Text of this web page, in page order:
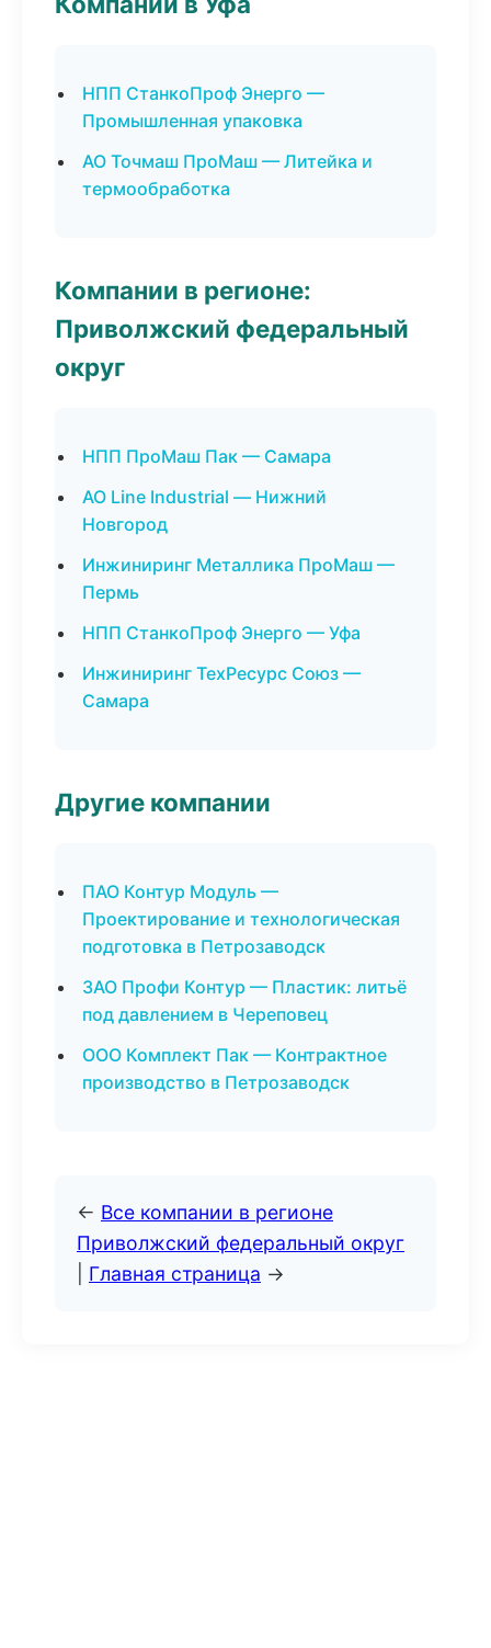
НПП СтанкоПроф Энерго —
Промышленная упаковка
АО Точмаш ПроМаш — Литейка и
термообработка
Компании в регионе:
Приволжский федеральный
округ
НПП ПроМаш Пак — Самара
АО Line Industrial — Нижний
Новгород
Инжиниринг Металлика ПроМаш —
Пермь
НПП СтанкоПроф Энерго — Уфа
Инжиниринг ТехРесурс Союз —
Самара
Другие компании
ПАО Контур Модуль —
Проектирование и технологическая
подготовка в Петрозаводск
ЗАО Профи Контур — Пластик: литьё
под давлением в Череповец
ООО Комплект Пак — Контрактное
производство в Петрозаводск
← Все компании в регионе
Приволжский федеральный округ
Главная страница →